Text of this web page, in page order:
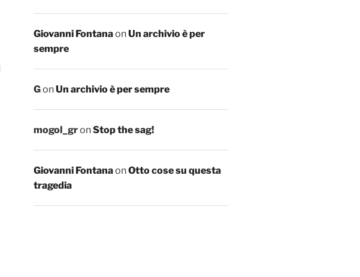
Giovanni FontanaonUn archivio è per
sempre
GonUn archivio è per sempre
mogol_gronStop the sag!
Giovanni FontanaonOtto cose su questa
tragedia